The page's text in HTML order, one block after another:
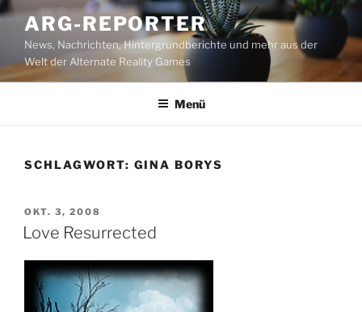
Zum
Inhalt
springen
ARG-REPORTER
News, Nachrichten, Hintergrundberichte und mehr aus der
Welt der Alternate Reality Games
Menü
SCHLAGWORT: GINA BORYS
VERÖFFENTLICHT
AM
OKT. 3, 2008
Love Resurrected